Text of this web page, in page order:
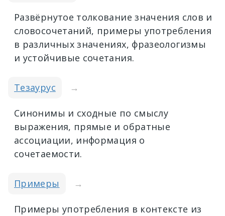
Развёрнутое толкование значения слов и
словосочетаний, примеры употребления
в различных значениях, фразеологизмы
и устойчивые сочетания.
Тезаурус →
Синонимы и сходные по смыслу
выражения, прямые и обратные
ассоциации, информация о
сочетаемости.
Примеры →
Примеры употребления в контексте из